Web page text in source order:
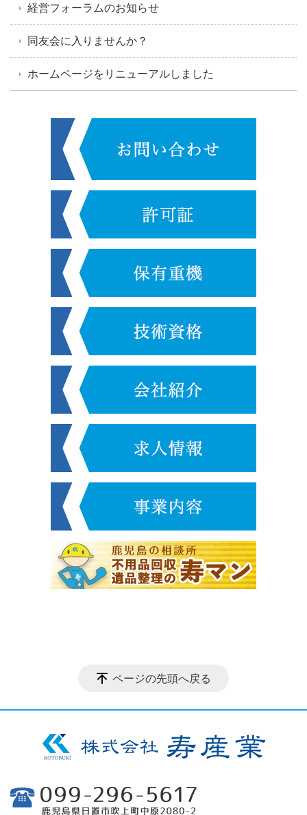
経営フォーラムのお知らせ
同友会に入りませんか？
ホームページをリニューアルしました
ページの先頭へ戻る